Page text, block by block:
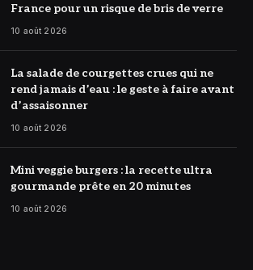
France pour un risque de bris de verre
10 août 2026
La salade de courgettes crues qui ne
rend jamais d’eau : le geste à faire avant
d’assaisonner
10 août 2026
Mini veggie burgers : la recette ultra
gourmande prête en 20 minutes
10 août 2026